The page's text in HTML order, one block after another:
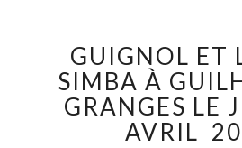
GUIGNOL ET
SIMBA À
GRANGES LE
AVRIL